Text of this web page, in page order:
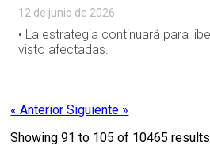
12 de junio de 2026
• La estrategia continuará para
visto afectadas.
« AnteriorSiguiente »
Showing91 to 105 of 10465 results